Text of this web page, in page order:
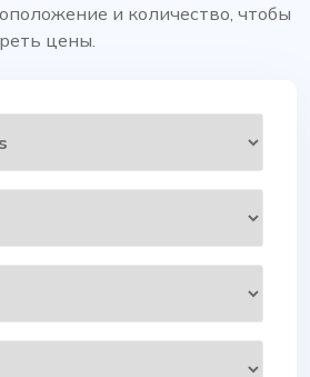
и количество, чтобы
цены.